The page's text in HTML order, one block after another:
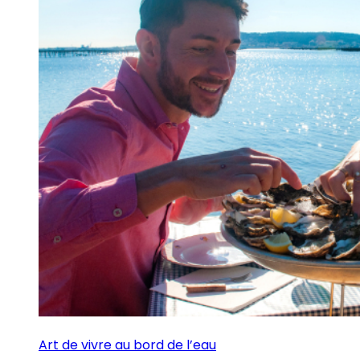
Art de vivre au bord de l’eau